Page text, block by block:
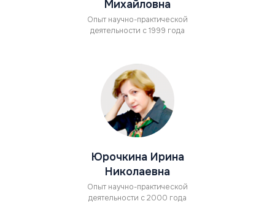
Михайловна
Опыт научно-практической
деятельности с 1999 года
Юрочкина Ирина
Николаевна
Опыт научно-практической
деятельности с 2000 года